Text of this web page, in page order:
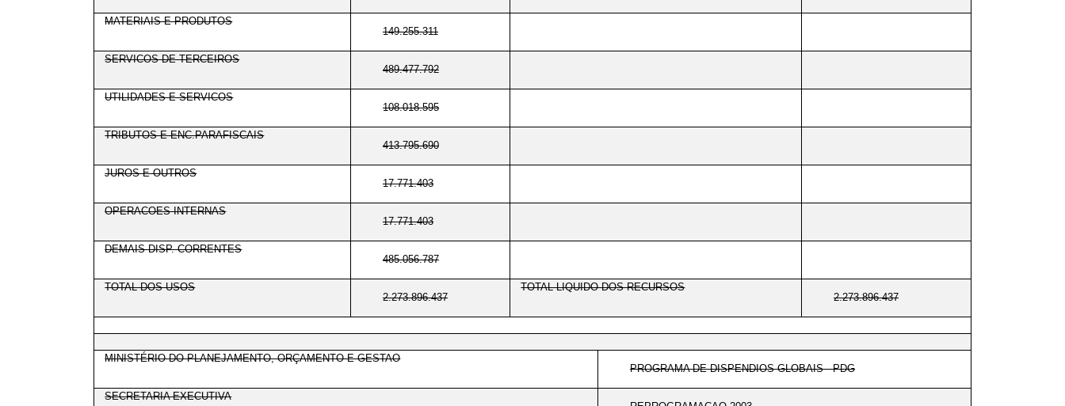
MATERIAIS E PRODUTOS
149.255.311
SERVICOS DE TERCEIROS
489.477.792
UTILIDADES E SERVICOS
108.018.595
TRIBUTOS E ENC.PARAFISCAIS
413.795.690
JUROS E OUTROS
17.771.403
OPERACOES INTERNAS
17.771.403
DEMAIS DISP. CORRENTES
485.056.787
TOTAL DOS USOS
2.273.896.437
TOTAL LIQUIDO DOS RECURSOS
2.273.896.437
MINISTÉRIO DO PLANEJAMENTO, ORÇAMENTO E GESTAO
PROGRAMA DE DISPENDIOS GLOBAIS - PDG
SECRETARIA EXECUTIVA